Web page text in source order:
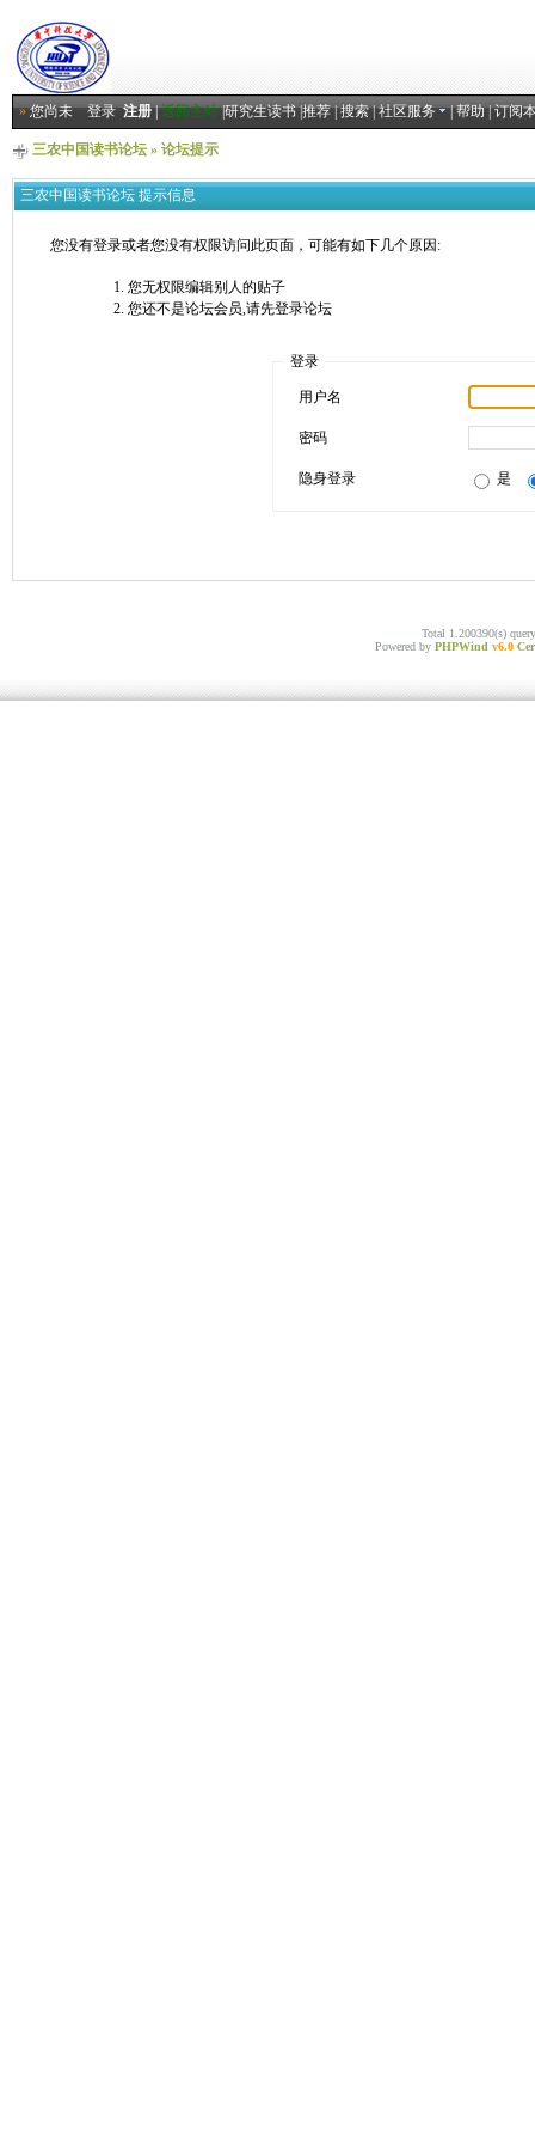
»您尚未登录 注册|返回主站|研究生读书|推荐|搜索|社区服务 |帮助|订阅
三农中国读书论坛» 论坛提示
三农中国读书论坛 提示信息
您没有登录或者您没有权限访问此页面，可能有如下几个原因:
您无权限编辑别人的贴子
您还不是论坛会员,请先登录论坛
登录
用户名
密码
隐身登录 是
Total 1.200390(s)
Powered by PHPWind v6.0